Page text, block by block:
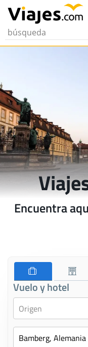
Encuentra
Vuelo y hotel